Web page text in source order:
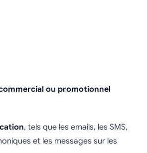
ou promotionnel
, tels que les emails, les SMS,
et les messages sur les